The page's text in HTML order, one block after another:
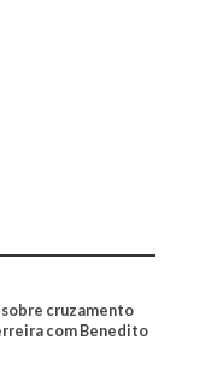
cruzamento
com Benedito